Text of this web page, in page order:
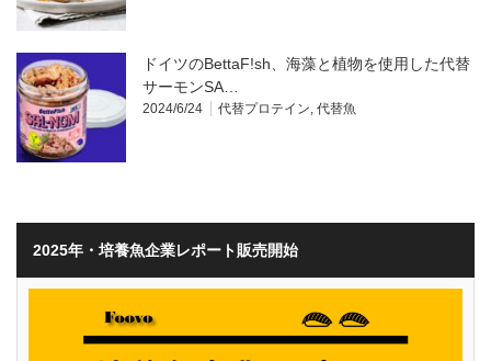
ドイツのBettaF!sh、海藻と植物を使用した代替
サーモンSA…
2024/6/24 代替プロテイン 代替魚
2025年・培養魚企業レポート販売開始